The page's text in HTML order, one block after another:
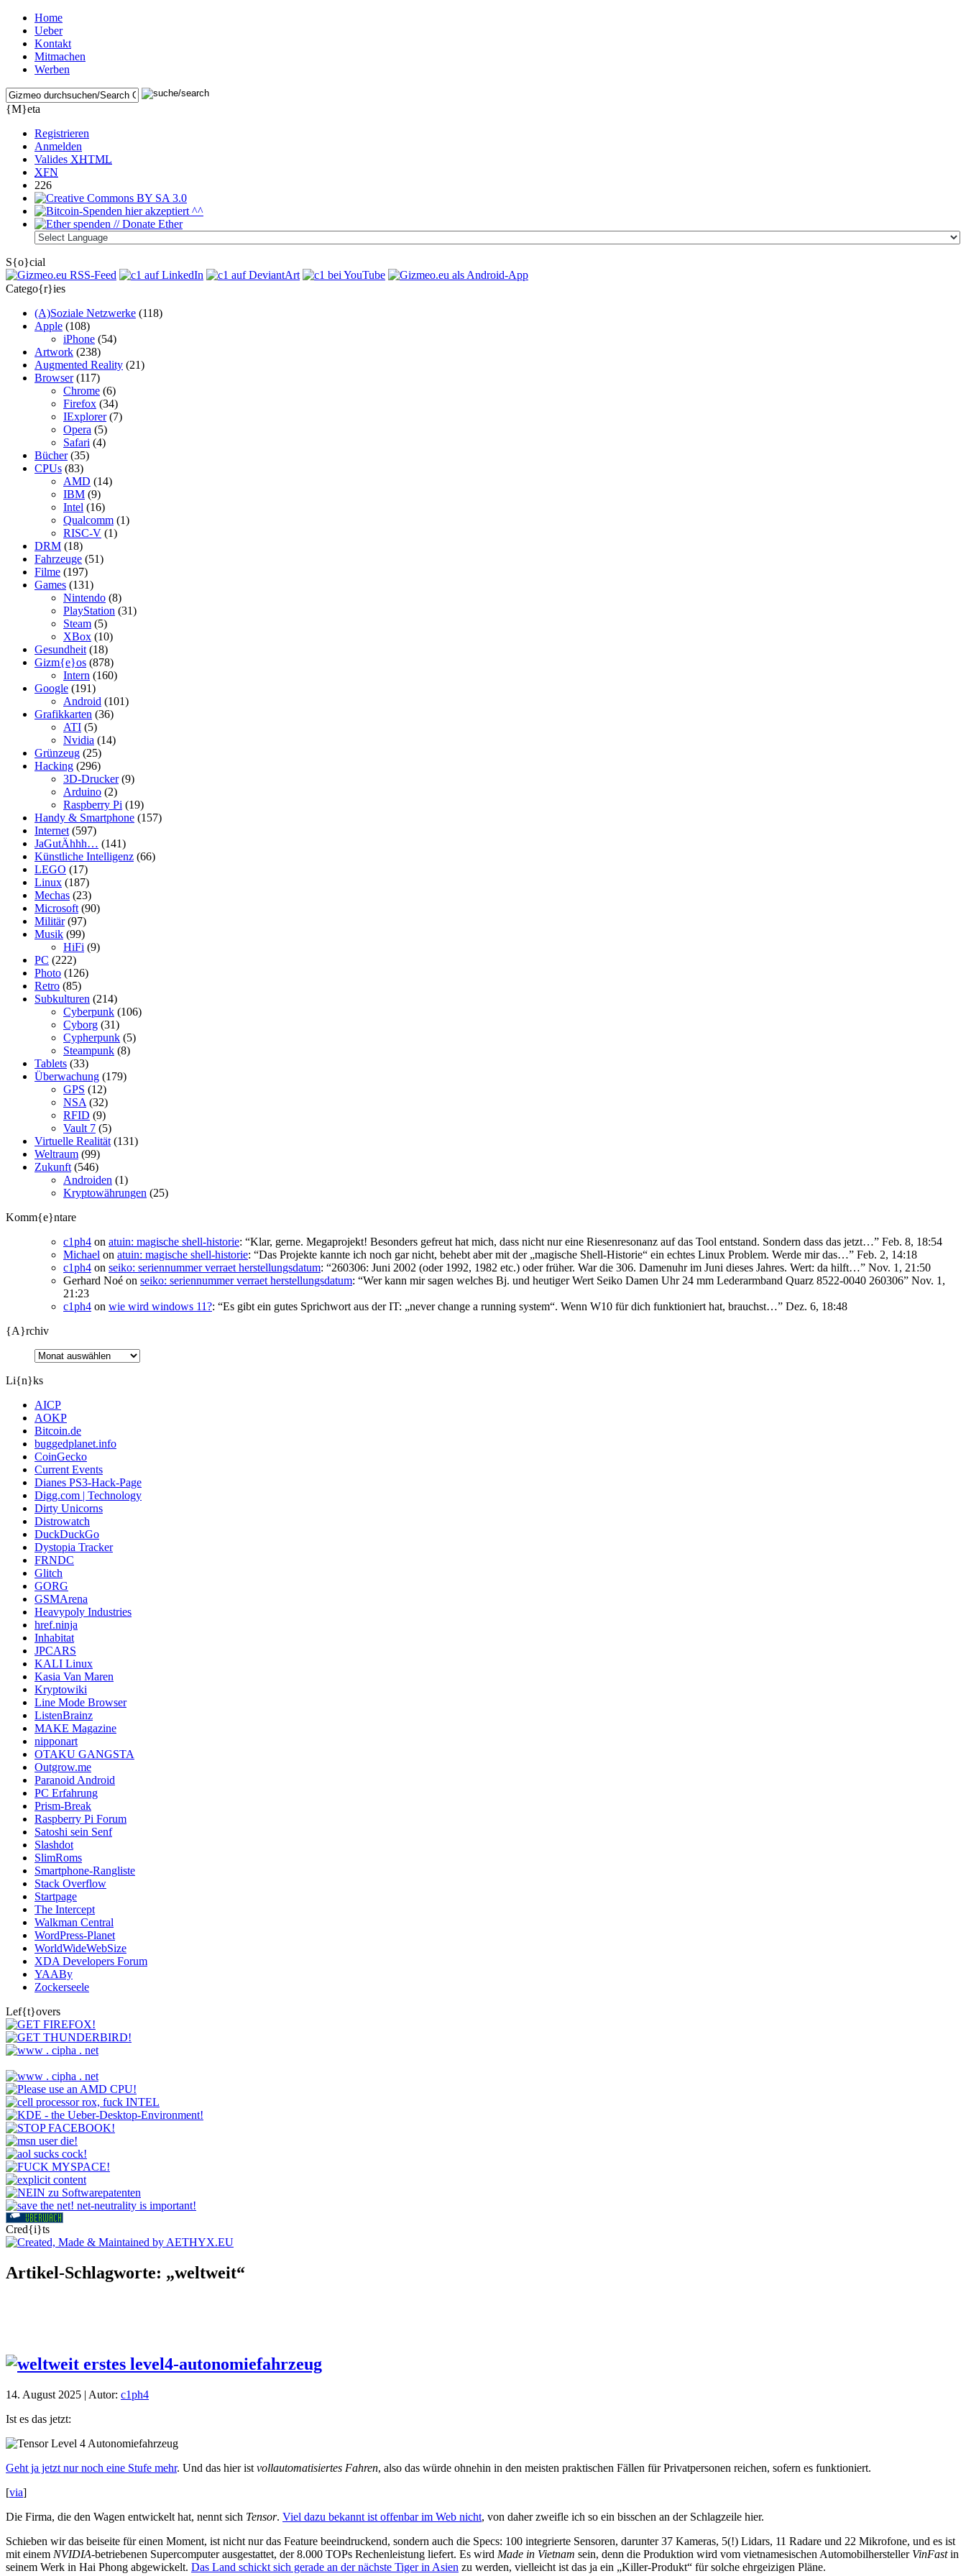
Home
Ueber
Kontakt
Mitmachen
Werben
{M}eta
Registrieren
Anmelden
Valides XHTML
XFN
226
S{o}cial
Catego{r}ies
(A)Soziale Netzwerke (118)
Apple (108)
iPhone (54)
Artwork (238)
Augmented Reality (21)
Browser(117)
Chrome (6)
Firefox (34)
IExplorer(7)
Opera (5)
Safari (4)
Bücher(35)
CPUs (83)
AMD (14)
IBM (9)
Intel (16)
Qualcomm (1)
RISC-V (1)
DRM (18)
Fahrzeuge (51)
Filme (197)
Games (131)
Nintendo (8)
PlayStation (31)
Steam (5)
XBox (10)
Gesundheit (18)
Gizm{e}os (878)
Intern (160)
Google (191)
Android (101)
Grafikkarten (36)
ATI (5)
Nvidia (14)
Grünzeug (25)
Hacking (296)
3D-Drucker(9)
Arduino (2)
Raspberry Pi (19)
Handy & Smartphone (157)
Internet (597)
JaGutÄhhh… (141)
Künstliche Intelligenz (66)
LEGO (17)
Linux (187)
Mechas (23)
Microsoft (90)
Militär(97)
Musik (99)
HiFi (9)
PC (222)
Photo (126)
Retro (85)
Subkulturen (214)
Cyberpunk (106)
Cyborg (31)
Cypherpunk (5)
Steampunk (8)
Tablets (33)
Überwachung (179)
GPS (12)
NSA (32)
RFID (9)
Vault 7 (5)
Virtuelle Realität (131)
Weltraum (99)
Zukunft (546)
Androiden (1)
Kryptowährungen (25)
Komm{e}ntare
c1ph4 on atuin: magische shell-historie: “Klar, gerne. Megaprojekt! Besonders gefreut hat mich, dass nicht nur eine Riesenresonanz auf das Tool entstand. Sondern dass das jetzt…” Feb. 8, 18:54
Michael on atuin: magische shell-historie: “Das Projekte kannte ich noch gar nicht, behebt aber mit der „magische Shell-Historie“ ein echtes Linux Problem. Werde mir das…” Feb. 2, 14:18
c1ph4 on seiko: seriennummer verraet herstellungsdatum: “260306: Juni 2002 (oder 1992, 1982 etc.) oder früher. War die 306. Damenuhr im Juni dieses Jahres. Wert: da hilft…” Nov. 1, 21:50
Gerhard Noé on seiko: seriennummer verraet herstellungsdatum: “Wer kann mir sagen welches Bj. und heutiger Wert Seiko Damen Uhr 24 mm Lederarmband Quarz 8522-0040 260306” Nov. 1,
21:23
c1ph4 on wie wird windows 11?: “Es gibt ein gutes Sprichwort aus der IT: „never change a running system“. Wenn W10 für dich funktioniert hat, brauchst…” Dez. 6, 18:48
{A}rchiv
Li{n}ks
AICP
AOKP
Bitcoin.de
buggedplanet.info
CoinGecko
Current Events
Dianes PS3-Hack-Page
Digg.com | Technology
Dirty Unicorns
Distrowatch
DuckDuckGo
Dystopia Tracker
FRNDC
Glitch
GORG
GSMArena
Heavypoly Industries
href.ninja
Inhabitat
JPCARS
KALI Linux
Kasia Van Maren
Kryptowiki
Line Mode Browser
ListenBrainz
MAKE Magazine
nipponart
OTAKU GANGSTA
Outgrow.me
Paranoid Android
PC Erfahrung
Prism-Break
Raspberry Pi Forum
Satoshi sein Senf
Slashdot
SlimRoms
Smartphone-Rangliste
Stack Overflow
Startpage
The Intercept
Walkman Central
WordPress-Planet
WorldWideWebSize
XDA Developers Forum
YAABy
Zockerseele
Lef{t}overs
Cred{i}ts
Artikel-Schlagworte: „weltweit“
14. August 2025 | Autor: c1ph4
Ist es das jetzt:
Geht ja jetzt nur noch eine Stufe mehr. Und das hier ist vollautomatisiertes Fahren, also das würde ohnehin in den meisten praktischen Fällen für Privatpersonen reichen, sofern es funktioniert.
[via]
Die Firma, die den Wagen entwickelt hat, nennt sich Tensor. Viel dazu bekannt ist offenbar im Web nicht, von daher zweifle ich so ein bisschen an der Schlagzeile hier.
Schieben wir das beiseite für einen Moment, ist nicht nur das Feature beeindruckend, sondern auch die Specs: 100 integrierte Sensoren, darunter 37 Kameras, 5(!) Lidars, 11 Radare und 22 Mikrofone, und es ist
mit einem NVIDIA-betriebenen Supercomputer ausgestattet, der 8.000 TOPs Rechenleistung liefert. Es wird Made in Vietnam sein, denn die Produktion wird vom vietnamesischen Automobilhersteller VinFastin
seinem Werk in Hai Phong abgewickelt. Das Land schickt sich gerade an der nächste Tiger in Asien zu werden, vielleicht ist das ja ein „Killer-Produkt“ für solche ehrgeizigen Pläne.